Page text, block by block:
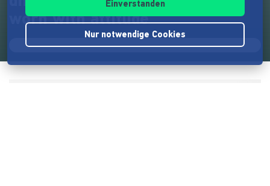
worn with attitude
Einverstanden
Nur notwendige Cookies